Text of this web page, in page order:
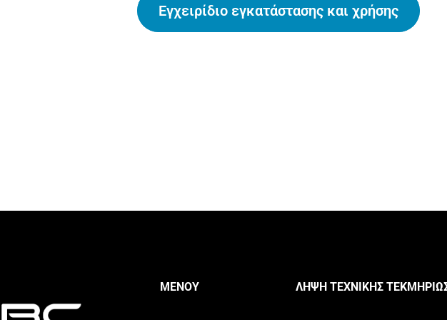
Εγχειρίδιο εγκατάστασης και χρήσης
ΜΕΝΟΎ ΛΉΨΗ ΤΕΧΝΙΚΉΣ